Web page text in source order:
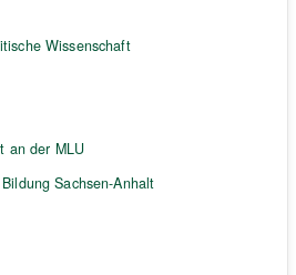
Wissenschaft
an der MLU
Sachsen-Anhalt